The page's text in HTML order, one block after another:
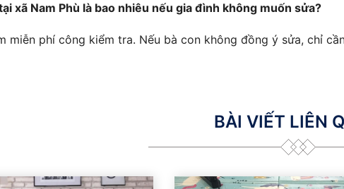
xã Nam Phù là bao nhiêu nếu gia đình không muốn sửa?
miễn phí công kiểm tra. Nếu bà con không đồng ý sửa, chỉ
BÀI VIẾT LIÊN